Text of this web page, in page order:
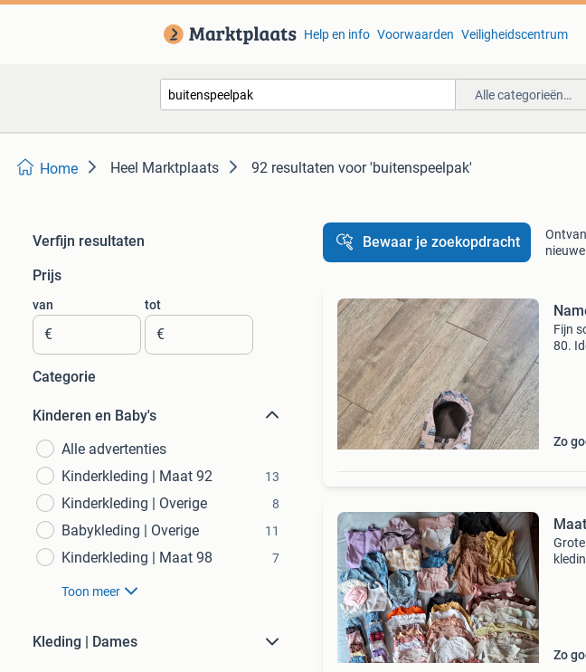
Help en info Voorwaarden Veiligheidscentrum
Alle categorieën…
Home Heel Marktplaats 92 resultaten voor 'buitenspeelpak'
Verfijn resultaten
Prijs
van
€
tot
€
Categorie
Kinderen en Baby's
Alle advertenties
Kinderkleding | Maat 92
13
Kinderkleding | Overige 8
Babykleding | Overige 11
Kinderkleding | Maat 98 7
Toon meer
Kleding | Dames
Bewaar je zoekopdracht
Fijn
80.
Zo
Zo